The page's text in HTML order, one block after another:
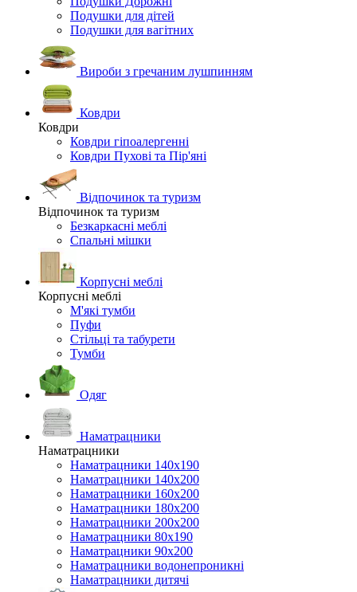
Подушки для дітей
Подушки для вагітних
Вироби з гречаним лушпинням
Ковдри
Ковдри
Ковдри гіпоалергенні
Ковдри Пухові та Пір'яні
Відпочинок та туризм
Відпочинок та туризм
Безкаркасні меблі
Спальні мішки
Корпусні меблі
Корпусні меблі
М'які тумби
Пуфи
Стільці та табурети
Тумби
Одяг
Наматрацники
Наматрацники
Наматрацники 140х190
Наматрацники 140х200
Наматрацники 160х200
Наматрацники 180х200
Наматрацники 200х200
Наматрацники 80х190
Наматрацники 90х200
Наматрацники водонепроникні
Наматрацники дитячі